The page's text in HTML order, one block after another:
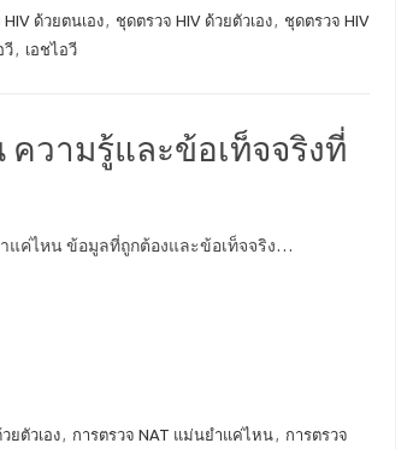
ด้วยตนเอง, ชุดตรวจ HIV ด้วยตัวเอง, ชุดตรวจ HIV
วี, เอชไอวี
วามรู้และข้อเท็จจริงที่
ำแค่ไหน ข้อมูลที่ถูกต้องและข้อเท็จจริง…
ยตัวเอง, การตรวจ NAT แม่นยำแค่ไหน, การตรวจ